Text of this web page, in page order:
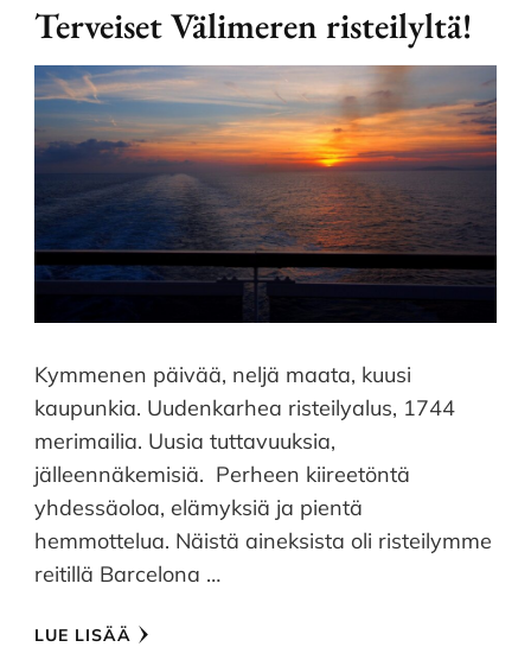
Terveiset Välimeren risteilyltä!
Kymmenen päivää, neljä maata, kuusi
kaupunkia. Uudenkarhea risteilyalus, 1744
merimailia. Uusia tuttavuuksia,
jälleennäkemisiä. Perheen kiireetöntä
yhdessäoloa, elämyksiä ja pientä
hemmottelua. Näistä aineksista oli risteilymme
reitillä Barcelona …
LUE LISÄÄ